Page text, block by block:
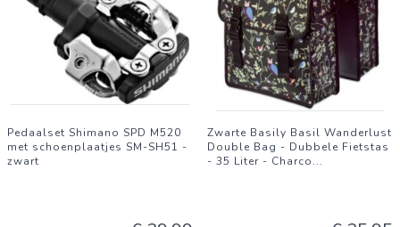
Pedaalset Shimano SPD M520
met schoenplaatjes SM-SH51 -
zwart
Zwarte Basily Basil Wanderlust
Double Bag - Dubbele Fietstas
- 35 Liter - Charco...